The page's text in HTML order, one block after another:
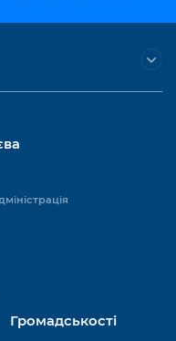
Громадськості